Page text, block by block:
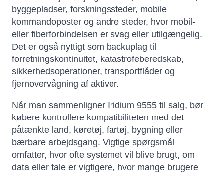
byggepladser, forskningssteder, mobile
kommandoposter og andre steder, hvor mobil-
eller fiberforbindelsen er svag eller utilgængelig.
Det er også nyttigt som backuplag til
forretningskontinuitet, katastrofeberedskab,
sikkerhedsoperationer, transportflåder og
fjernovervågning af aktiver.
Når man sammenligner Iridium 9555 til salg, bør
købere kontrollere kompatibiliteten med det
påtænkte land, køretøj, fartøj, bygning eller
bærbare arbejdsgang. Vigtige spørgsmål
omfatter, hvor ofte systemet vil blive brugt, om
data eller tale er vigtigere, hvor mange brugere